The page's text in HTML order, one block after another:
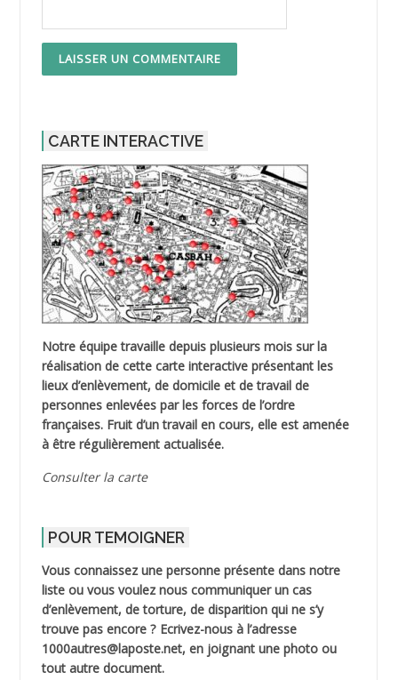
CARTE INTERACTIVE
Notre équipe travaille depuis plusieurs mois sur la
réalisation de cette carte interactive présentant les
lieux d’enlèvement, de domicile et de travail de
personnes enlevées par les forces de l’ordre
françaises. Fruit d’un travail en cours, elle est amenée
à être régulièrement actualisée.
Consulter la carte
POUR TEMOIGNER
Vous connaissez une personne présente dans notre
liste ou vous voulez nous communiquer un cas
d’enlèvement, de torture, de disparition qui ne s’y
trouve pas encore ? Ecrivez-nous à l’adresse
1000autres@laposte.net, en joignant une photo ou
tout autre document.